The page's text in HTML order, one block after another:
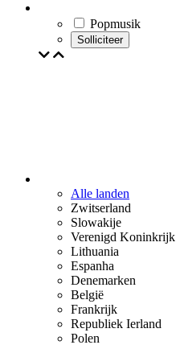
Popmusik
Solliciteer
Alle landen
Zwitserland
Slowakije
Verenigd Koninkrijk
Lithuania
Espanha
Denemarken
België
Frankrijk
Republiek Ierland
Polen